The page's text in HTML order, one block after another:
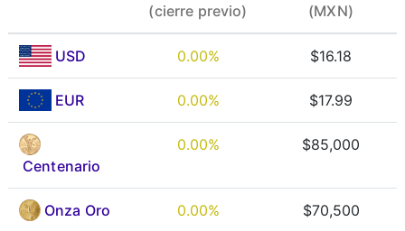
(cierre previo)
(MXN)
USD 0.00% $16.18
EUR 0.00% $17.99
Centenario
0.00% $85,000
Onza Oro 0.00% $70,500